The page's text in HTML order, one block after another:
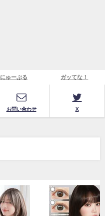
にゅーぷる ガッてな！
お問い合わせ X